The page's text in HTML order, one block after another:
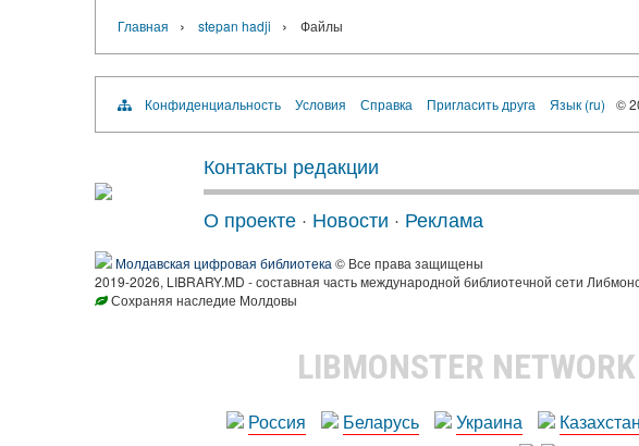
Главная › stepan hadji › Файлы
Конфиденциальность Условия Справка Пригласить друга Язык (ru) ©
Контакты редакции
О проекте · Новости · Реклама
Молдавская цифровая библиотека © Все права защищены
2019-2026, LIBRARY.MD - составная часть международной библиотечной сети
Сохраняя наследие Молдовы
LIBMONSTER NETWORK
Россия Беларусь Украина Казахстан